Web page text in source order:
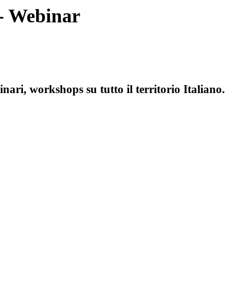
Webinar
workshops su tutto il territorio Italiano.